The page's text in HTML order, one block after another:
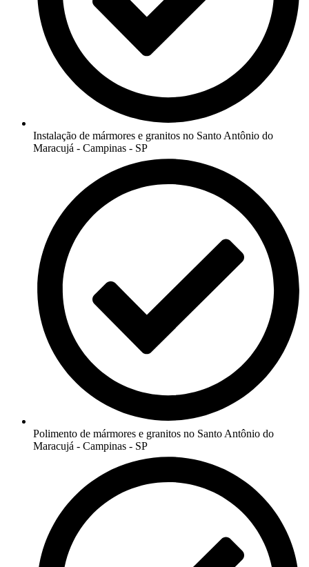
Instalação de mármores e granitos no Santo Antônio do
Maracujá - Campinas - SP
Polimento de mármores e granitos no Santo Antônio do
Maracujá - Campinas - SP